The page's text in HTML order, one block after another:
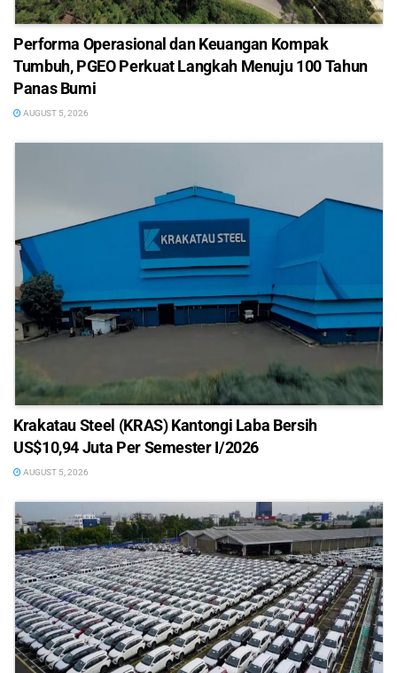
Performa Operasional dan Keuangan Kompak
Tumbuh, PGEO Perkuat Langkah Menuju 100 Tahun
Panas Bumi
AUGUST 5, 2026
Krakatau Steel (KRAS) Kantongi Laba Bersih
US$10,94 Juta Per Semester I/2026
AUGUST 5, 2026